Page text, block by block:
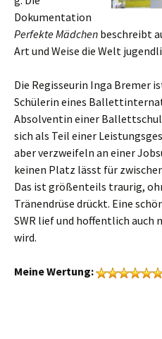
Dokumentation
Perfekte Mädchen beschreibt
Art und Weise die Welt
Die Regisseurin Inga Bremer
Schülerin eines
Absolventin einer
sich als Teil einer
aber verzweifeln an einer
keinen Platz lässt für
Das ist größenteils traurig,
Tränendrüse drückt. Eine
SWR lief und hoffentlich auch
wird.
Meine Wertung: